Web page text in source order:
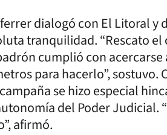
dialogó con El Litoral
tranquilidad. “Rescato
cumplió con
para hacerlo”, sostuvo.
se hizo especial
del Poder Judicial.
afirmó.